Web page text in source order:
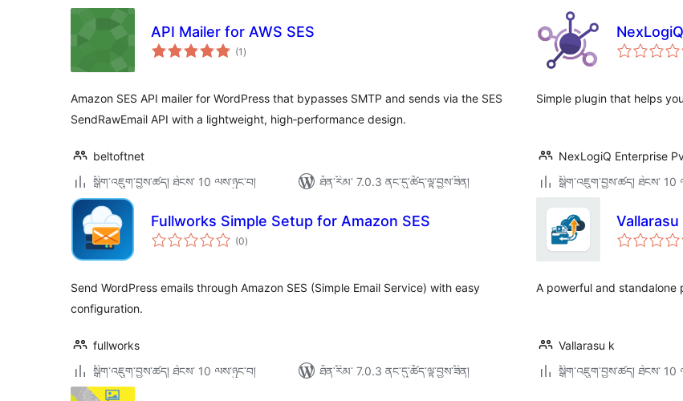
API Mailer for AWS SES
(1 གདེང་
འཇོག་
)
Amazon SES API mailer for WordPress that bypasses SMTP and sends via the SES
SendRawEmail API with a lightweight, high‑performance design.
beltoftnet
སྒྲིག་འཇུག་བྱས་ཚད། ཐེངས་ 10 ལས་ཉུང་བ།
ཐོན་རིམ་ 7.0.3 ནང་དུ་ཚོད་ལྟ་བྱས་ཟིན།
Simple plugin that helps
NexLogiQ Enterprise
སྒྲིག་འཇུག་བྱས་ཚད། ཐེངས་ 10
Fullworks Simple Setup for Amazon SES
(0གདེང་
འཇོག་
)
Send WordPress emails through Amazon SES (Simple Email Service) with easy
configuration.
fullworks
སྒྲིག་འཇུག་བྱས་ཚད། ཐེངས་ 10 ལས་ཉུང་བ།
ཐོན་རིམ་ 7.0.3 ནང་དུ་ཚོད་ལྟ་བྱས་ཟིན།
A powerful and standalone
Vallarasu k
སྒྲིག་འཇུག་བྱས་ཚད། ཐེངས་ 10